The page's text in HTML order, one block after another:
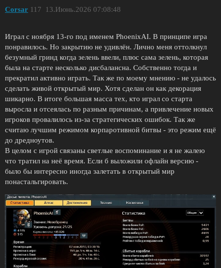
Corsar 13.Июнь.2026 07:08:48
117
Играл с ноября 13-го под именем PhoenixAI. В принципе игра
понравилось. Но закрытию не удивлён. Лично меня оттолкнул
безумный гринд когда зелень ввели, плюс сама зелень, которая
была на старте несколько дисбалансна. Собственно тогда и
прекратил активно играть. Так же по моему мнению - не удалось
сделать живой открытый мир. Хотя сделан он как декорация
шикарно. В итоге большая масса тех, кто играл со старта
выросла и отсеялась по разным причинам, а привлечение новых
игроков провалилось из-за стратегических ошибок. Так же
считаю лучшим режимом корпаротивной битвы - это режим ещё
до дредноутов.
В целом с игрой связаны светлые воспоминание и я не жалею
что тратил на неё время. Если б выложили офлайн версию -
было бы интересно иногда залетать в открытый мир
понастальгировать.